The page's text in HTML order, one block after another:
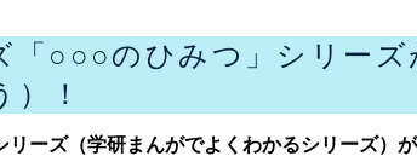
「○○○のひみつ」シリーズ
！
ーズ（学研まんがでよくわかるシリーズ）